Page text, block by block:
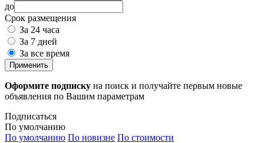
до
Срок размещения
За 24 часа
За 7 дней
За все время
Применить
Оформите подписку на поиск и получайте первым новые
объявления по Вашим параметрам
Подписаться
По умолчанию
По умолчанию По новизне По стоимости